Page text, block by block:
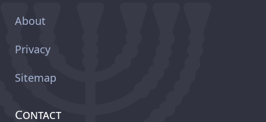
About
Privacy
Sitemap
Contact